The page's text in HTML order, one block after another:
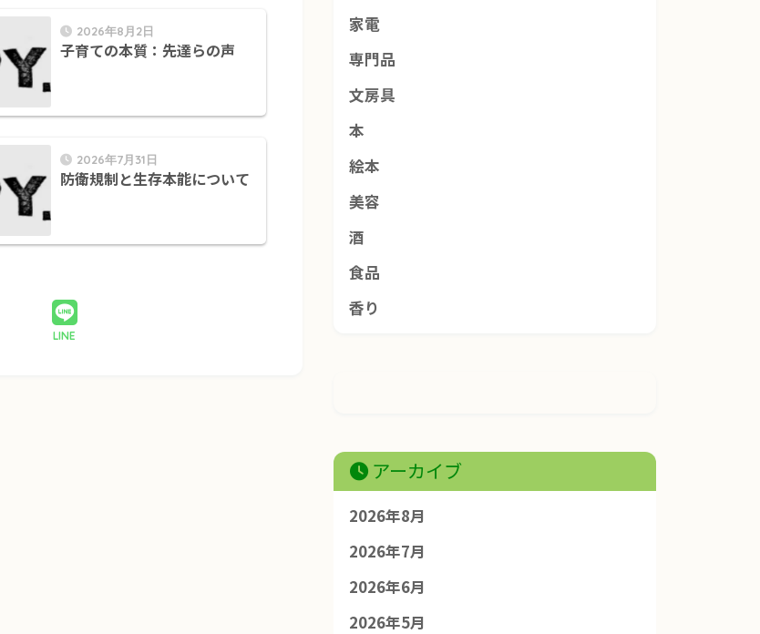
2026年8月2日
子育ての本質：先達らの声
2026年7月31日
防衛規制と生存本能について
LINE
家電
専門品
文房具
本
絵本
美容
酒
食品
香り
アーカイブ
2026年8月
2026年7月
2026年6月
2026年5月